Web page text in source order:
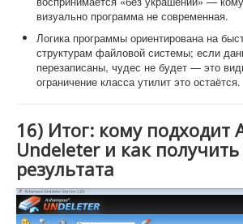
визуально программа не современная.
Логика программы ориентирована на
структурам файловой системы; если
перезаписаны, чудес не будет — это
ограничение класса утилит это остаётся.
16) Итог: кому подходит
Undeleter и как
результата